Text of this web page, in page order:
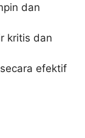
dan
kritis dan
efektif